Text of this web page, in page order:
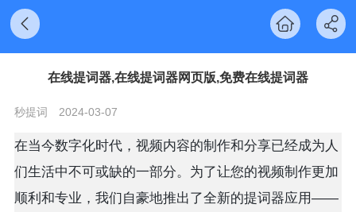
在线提词器,在线提词器网页版,免费在线提词器
秒提词 2024-03-07
在当今数字化时代，视频内容的制作和分享已经成为人
们生活中不可或缺的一部分。为了让您的视频制作更加
顺利和专业，我们自豪地推出了全新的提词器应用——